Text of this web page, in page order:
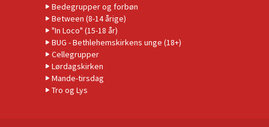
Bedegrupper og forbøn
Between (8-14 årige)
"In Loco" (15-18 år)
BUG - Bethlehemskirkens unge (18+)
Cellegrupper
Lørdagskirken
Mande-tirsdag
Tro og Lys